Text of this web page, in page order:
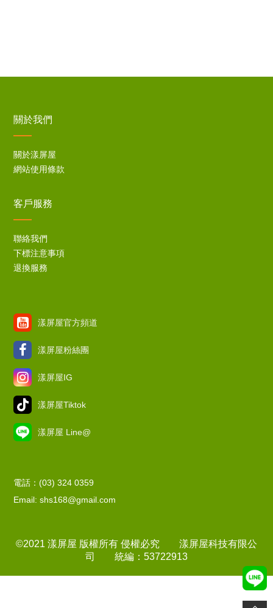
關於我們
關於漾屏屋
網站使用條款
客戶服務
聯絡我們
下標注意事項
退換服務
漾屏屋官方頻道
漾屏屋粉絲團
漾屏屋IG
漾屏屋Tiktok
漾屏屋 Line@
電話：(03) 324 0359
Email: shs168@gmail.com
©2021 漾屏屋 版權所有 侵權必究 漾屏屋科技有限公
司 統編：53722913